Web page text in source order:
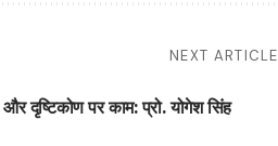
NEXT ARTICLE
और दृष्टिकोण पर काम: प्रो. योगेश सिंह